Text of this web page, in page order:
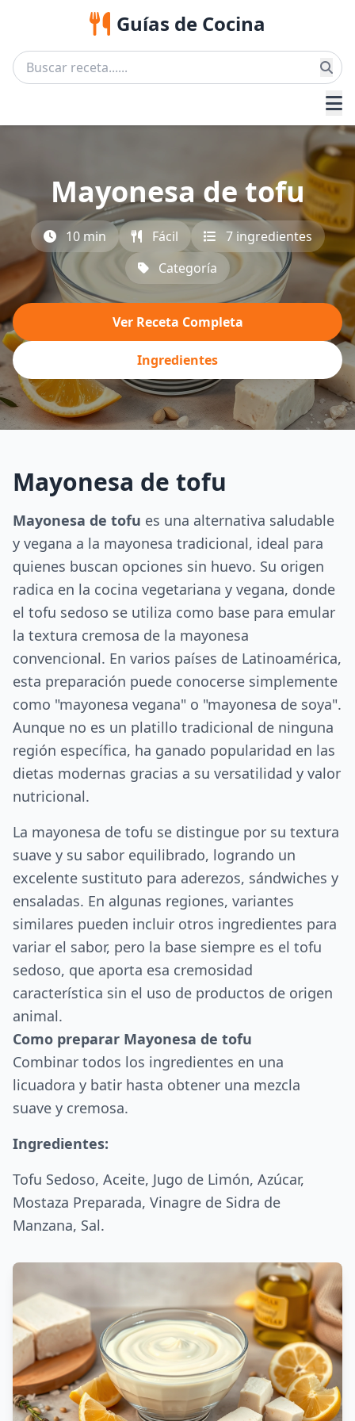
Guías de Cocina
Mayonesa de tofu
10 min Fácil
7 ingredientes
Categoría
Ver Receta Completa
Ingredientes
Mayonesa de tofu
Mayonesa de tofu es una alternativa saludable
y vegana a la mayonesa tradicional, ideal para
quienes buscan opciones sin huevo. Su origen
radica en la cocina vegetariana y vegana, donde
el tofu sedoso se utiliza como base para emular
la textura cremosa de la mayonesa
convencional. En varios países de Latinoamérica,
esta preparación puede conocerse simplemente
como "mayonesa vegana" o "mayonesa de soya".
Aunque no es un platillo tradicional de ninguna
región específica, ha ganado popularidad en las
dietas modernas gracias a su versatilidad y valor
nutricional.
La mayonesa de tofu se distingue por su textura
suave y su sabor equilibrado, logrando un
excelente sustituto para aderezos, sándwiches y
ensaladas. En algunas regiones, variantes
similares pueden incluir otros ingredientes para
variar el sabor, pero la base siempre es el tofu
sedoso, que aporta esa cremosidad
característica sin el uso de productos de origen
animal.
Como preparar Mayonesa de tofu
Combinar todos los ingredientes en una
licuadora y batir hasta obtener una mezcla
suave y cremosa.
Ingredientes:
Tofu Sedoso, Aceite, Jugo de Limón, Azúcar,
Mostaza Preparada, Vinagre de Sidra de
Manzana, Sal.